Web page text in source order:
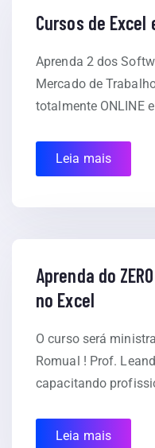
Cursos de Excel
Aprenda 2 dos
Mercado de
totalmente ONLINE
Leia mais
Aprenda do
no Excel
O curso será
Romual ! Prof.
capacitando
Leia mais